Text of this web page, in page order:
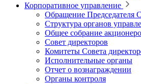
Корпоративное управление
Обращение Председателя
Структура органов
Общее собрание
Совет директоров
Комитеты Совета
Исполнительные органы
Отчет о вознаграждении
Органы контроля